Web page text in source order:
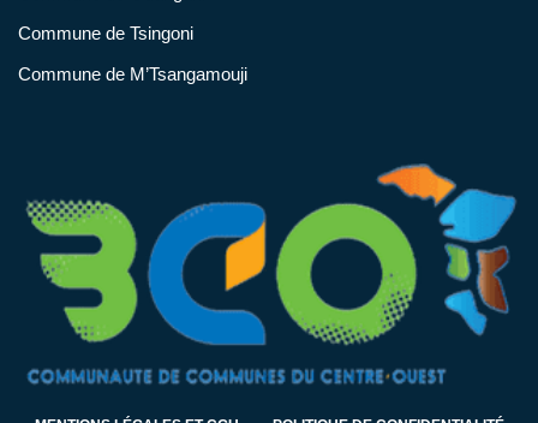
Commune de Tsingoni
Commune de M’Tsangamouji